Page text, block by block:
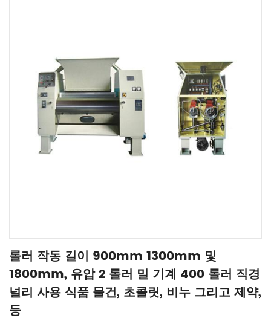
롤러 작동 길이 900mm 1300mm 및
1800mm, 유압 2 롤러 밀 기계 400 롤러 직경
널리 사용 식품 물건, 초콜릿, 비누 그리고 제약,
등